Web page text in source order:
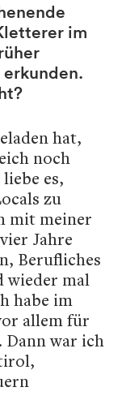
im
hat,
noch
es,
zu
mit meiner
Jahre
Berufliches
wieder mal
habe im
allem für
Dann war ich